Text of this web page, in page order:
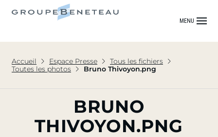
MENU
Accueil Espace Presse
Tous les fichiers
Toutes les photos
Bruno Thivoyon.png
BRUNO
THIVOYON.PNG